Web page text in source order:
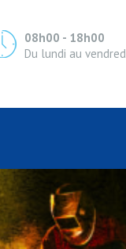
08h00 - 18h00
Du lundi au